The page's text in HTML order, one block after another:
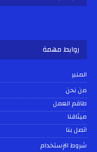
روابط مهمة
المنبر
من نحن
طاقم العمل
ميثاقنا
اتصل بنا
شروط الإستخدام